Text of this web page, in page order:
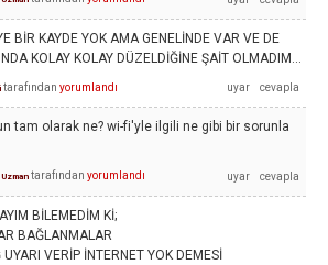
BİR KAYDE YOK AMA GENELİNDE VAR VE DE
KOLAY KOLAY DÜZELDİĞİNE ŞAİT OLMADIM...
tarafından yorumlandı
tam olarak ne? wi-fi'yle ilgili ne gibi bir sorunla
Uzman tarafından yorumlandı
BİLEMEDİM Kİ;
BAĞLANMALAR
VERİP İNTERNET YOK DEMESİ